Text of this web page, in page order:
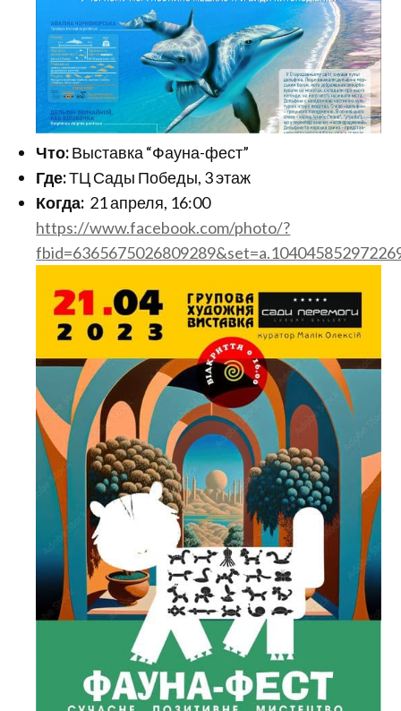
Что:Выставка “Фауна-фест”
Где:ТЦ Сады Победы, 3 этаж
Когда: 21 апреля, 16:00
https://www.facebook.com/photo/?